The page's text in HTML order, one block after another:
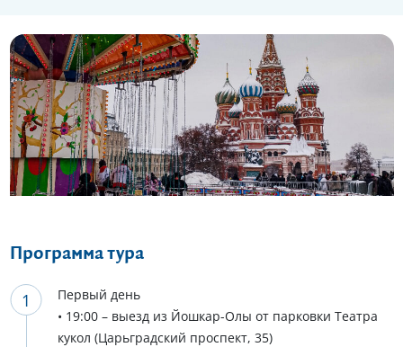
Еще 8 фото
Программа тура
Первый день
• 19:00 – выезд из Йошкар-Олы от парковки Театра
кукол (Царьградский проспект, 35)